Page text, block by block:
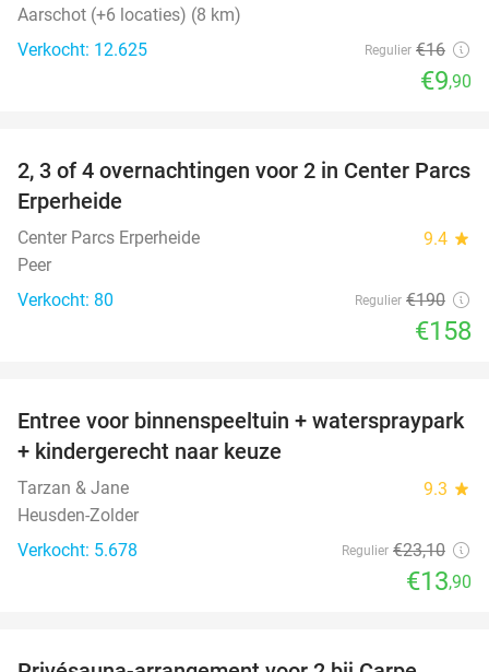
Aarschot (+6 locaties) (8 km)
Verkocht: 12.625
Regulier €16
€9,90
17%
2, 3 of 4 overnachtingen voor 2 in Center Parcs
Erperheide
Center Parcs Erperheide 9.4 star
Peer
Verkocht: 80
Regulier €190
€158
40%
Entree voor binnenspeeltuin + waterspraypark
+ kindergerecht naar keuze
Tarzan & Jane 9.3 star
Heusden-Zolder
Verkocht: 5.678
Regulier €23,10
€13,90